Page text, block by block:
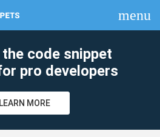
menu
code snippet
pro developers
LEARN MORE
clear